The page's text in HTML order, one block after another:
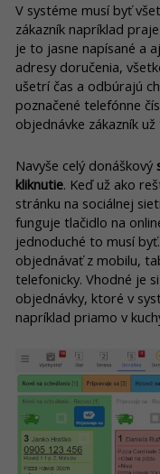
V systéme musí byť
zákazník napríklad
je to jasne napísané a
adresy doručenia,
ušetrí čas a odbúrajú
poznačené telefónne
objednávke zákazník
Navyše celý donáškový
kliknutie. Keď už ako
stránku na sociálnej
funguje tlačidlo na
jednoduché to musí
objednávať z mobilu,
telefonicky. Vhodné je
objednávky, ktoré v
napríklad priamo v